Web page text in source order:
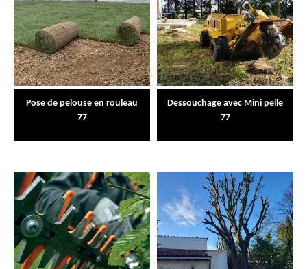
Pose de pelouse en rouleau
77
Dessouchage avec Mini pelle
77